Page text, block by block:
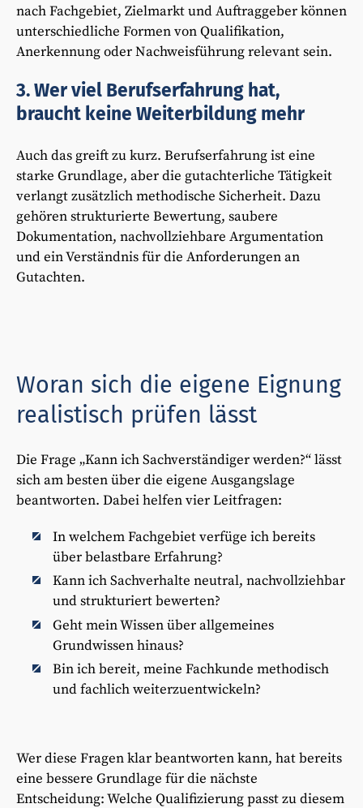
nach Fachgebiet, Zielmarkt und Auftraggeber können
unterschiedliche Formen von Qualifikation,
Anerkennung oder Nachweisführung relevant sein.
3. Wer viel Berufserfahrung hat,
braucht keine Weiterbildung mehr
Auch das greift zu kurz. Berufserfahrung ist eine
starke Grundlage, aber die gutachterliche Tätigkeit
verlangt zusätzlich methodische Sicherheit. Dazu
gehören strukturierte Bewertung, saubere
Dokumentation, nachvollziehbare Argumentation
und ein Verständnis für die Anforderungen an
Gutachten.
Woran sich die eigene Eignung
realistisch prüfen lässt
Die Frage „Kann ich Sachverständiger werden?“ lässt
sich am besten über die eigene Ausgangslage
beantworten. Dabei helfen vier Leitfragen:
In welchem Fachgebiet verfüge ich bereits
über belastbare Erfahrung?
Kann ich Sachverhalte neutral, nachvollziehbar
und strukturiert bewerten?
Geht mein Wissen über allgemeines
Grundwissen hinaus?
Bin ich bereit, meine Fachkunde methodisch
und fachlich weiterzuentwickeln?
Wer diese Fragen klar beantworten kann, hat bereits
eine bessere Grundlage für die nächste
Entscheidung: Welche Qualifizierung passt zu diesem